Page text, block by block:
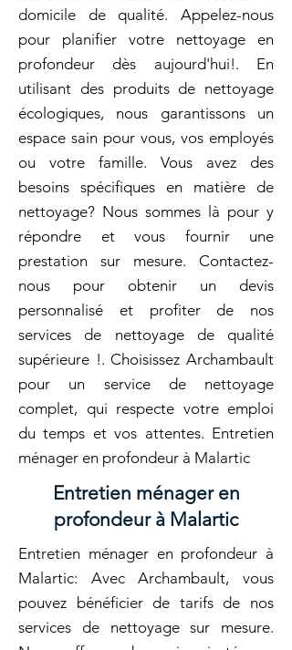
domicile de qualité. Appelez-nous
pour planifier votre nettoyage en
profondeur dès aujourd'hui!. En
utilisant des produits de nettoyage
écologiques, nous garantissons un
espace sain pour vous, vos employés
ou votre famille. Vous avez des
besoins spécifiques en matière de
nettoyage? Nous sommes là pour y
répondre et vous fournir une
prestation sur mesure. Contactez-
nous pour obtenir un devis
personnalisé et profiter de nos
services de nettoyage de qualité
supérieure !. Choisissez Archambault
pour un service de nettoyage
complet, qui respecte votre emploi
du temps et vos attentes. Entretien
ménager en profondeur à Malartic
Entretien ménager en
profondeur à Malartic
Entretien ménager en profondeur à
Malartic: Avec Archambault, vous
pouvez bénéficier de tarifs de nos
services de nettoyage sur mesure.